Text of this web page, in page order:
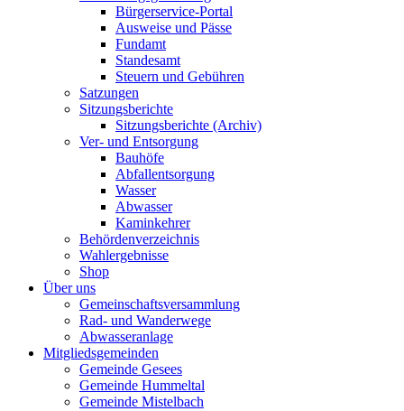
Bürgerservice-Portal
Ausweise und Pässe
Fundamt
Standesamt
Steuern und Gebühren
Satzungen
Sitzungsberichte
Sitzungsberichte (Archiv)
Ver- und Entsorgung
Bauhöfe
Abfallentsorgung
Wasser
Abwasser
Kaminkehrer
Behördenverzeichnis
Wahlergebnisse
Shop
Über uns
Gemeinschaftsversammlung
Rad- und Wanderwege
Abwasseranlage
Mitgliedsgemeinden
Gemeinde Gesees
Gemeinde Hummeltal
Gemeinde Mistelbach